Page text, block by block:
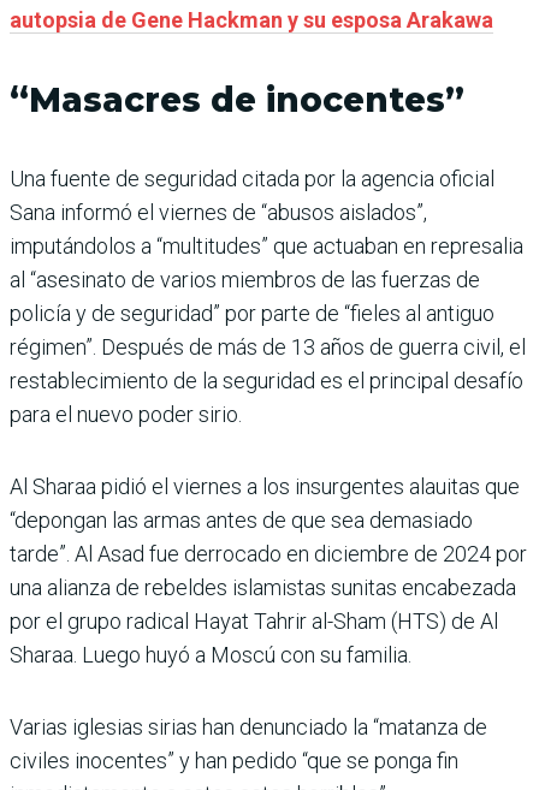
autopsia de Gene Hackman y su esposa Arakawa
“Masacres de inocentes”
Una fuente de seguridad citada por la agencia oficial
Sana informó el viernes de “abusos aislados”,
imputándolos a “multitudes” que actuaban en represalia
al “asesinato de varios miembros de las fuerzas de
policía y de seguridad” por parte de “fieles al antiguo
régimen”. Después de más de 13 años de guerra civil, el
restablecimiento de la seguridad es el principal desafío
para el nuevo poder sirio.
Al Sharaa pidió el viernes a los insurgentes alauitas que
“depongan las armas antes de que sea demasiado
tarde”. Al Asad fue derrocado en diciembre de 2024 por
una alianza de rebeldes islamistas sunitas encabezada
por el grupo radical Hayat Tahrir al-Sham (HTS) de Al
Sharaa. Luego huyó a Moscú con su familia.
Varias iglesias sirias han denunciado la “matanza de
civiles inocentes” y han pedido “que se ponga fin